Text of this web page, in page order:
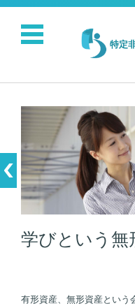
特定
コンテンツに移動
学びという
有形資産、無形資産という